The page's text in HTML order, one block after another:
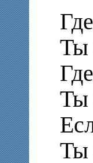
Ты
Ты
Ты